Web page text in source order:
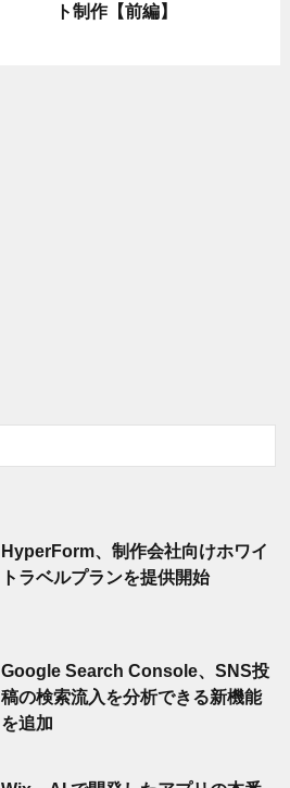
ト制作【前編】
HyperForm、制作会社向けホワイ
トラベルプランを提供開始
Google Search Console、SNS投
稿の検索流入を分析できる新機能
を追加